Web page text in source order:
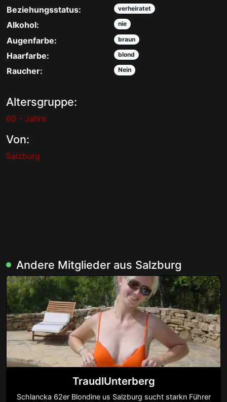
Beziehungsstatus: verheiratet
Alkohol: nie
Augenfarbe: braun
Haarfarbe: blond
Raucher: Nein
Altersgruppe:
60 - Jahre
Von:
Salzburg
Andere Mitglieder aus Salzburg
TraudlUnterberg
Schlancka 62er Blondine us Salzburg sucht starkn Führer